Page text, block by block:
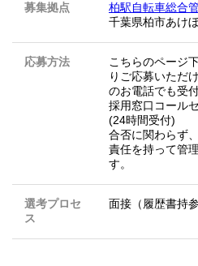
募集拠点
柏駅自転車総合
千葉県柏市あけ
応募方法
こちらのページ
りご応募いただ
のお電話でも受
採用窓口コール
(24時間受付)
合否に関わらず
責任を持って管
す。
選考プロセ
ス
面接（履歴書持